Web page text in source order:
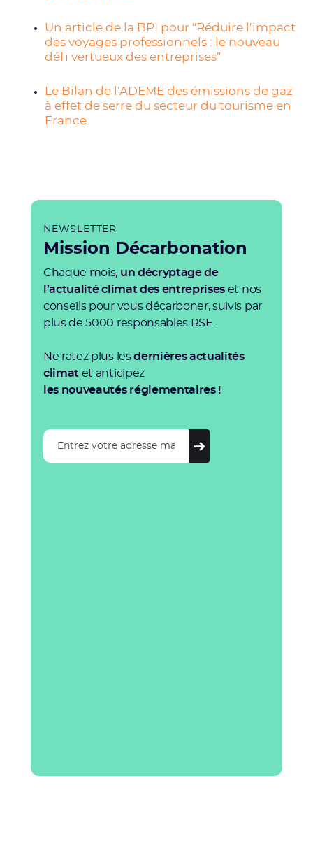
Un article de la BPI pour “Réduire l’impact
des voyages professionnels : le nouveau
défi vertueux des entreprises”
Le Bilan de l’ADEME des émissions de gaz
à effet de serre du secteur du tourisme en
France.
NEWSLETTER
Mission Décarbonation
Chaque mois, un décryptage de
l’actualité climat des entreprises et nos
conseils pour vous décarboner, suivis par
plus de 5000 responsables RSE.
Ne ratez plus lesdernières actualités
climat et anticipez
les nouveautés réglementaires !